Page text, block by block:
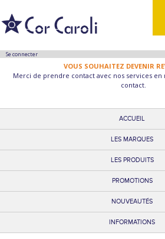
Se connecter
VOUS SOUHAITEZ DEVENIR
Merci de prendre contact avec nos services
contact.
ACCUEIL
LES MARQUES
LES PRODUITS
PROMOTIONS
NOUVEAUTÉS
INFORMATIONS